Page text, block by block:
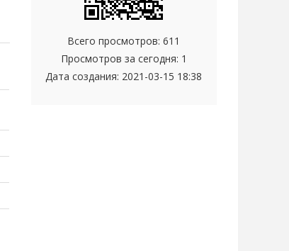
Всего просмотров: 611
Просмотров за сегодня: 1
Дата создания: 2021-03-15 18:38